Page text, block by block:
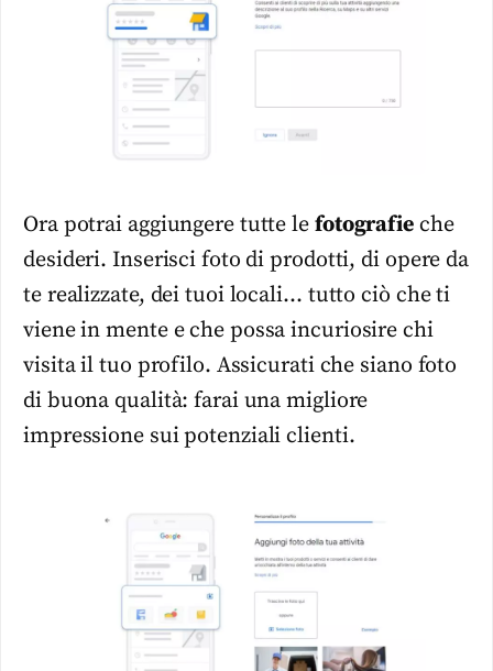
Ora potrai aggiungere tutte le fotografieche
desideri. Inserisci foto di prodotti, di opere da
te realizzate, dei tuoi locali… tutto ciò che ti
viene in mente e che possa incuriosire chi
visita il tuo profilo. Assicurati che siano foto
di buona qualità: farai una migliore
impressione sui potenziali clienti.